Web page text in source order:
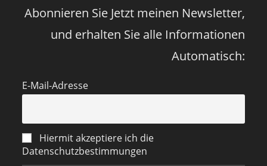
Abonnieren Sie Jetzt meinen Newsletter,
und erhalten Sie alle Informationen
Automatisch:
E-Mail-Adresse
Hiermit akzeptiere ich die
Datenschutzbestimmungen